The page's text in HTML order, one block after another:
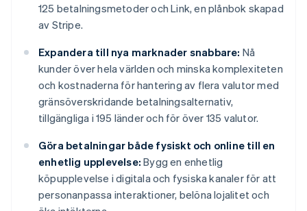
125 betalningsmetoder och Link, en plånbok skapad
av Stripe.
Expandera till nya marknader snabbare: Nå
kunder över hela världen och minska komplexiteten
och kostnaderna för hantering av flera valutor med
gränsöverskridande betalningsalternativ,
tillgängliga i 195 länder och för över 135 valutor.
Göra betalningar både fysiskt och online till en
enhetlig upplevelse: Bygg en enhetlig
köpupplevelse i digitala och fysiska kanaler för att
personanpassa interaktioner, belöna lojalitet och